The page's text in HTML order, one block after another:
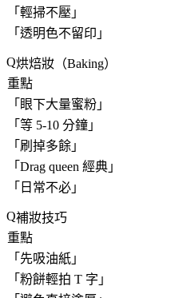
「 輕掃不壓 」
「 透明色不留印 」
烘焙妝（Baking）
重點
「 眼下大量蜜粉 」
「 等 5-10 分鐘 」
「 刷掉多餘 」
「 Drag queen 經典 」
「 日常不必 」
補妝技巧
重點
「 先吸油紙 」
「 粉餅輕拍 T 字 」